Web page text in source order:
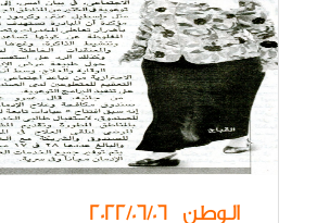
الوطن 2022/06/06